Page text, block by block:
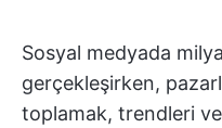
Sosyal medyada
gerçekleşirken,
toplamak, trendleri